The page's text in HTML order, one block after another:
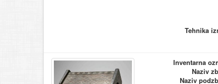
Tehnika
Inventarna
Naziv
Naziv